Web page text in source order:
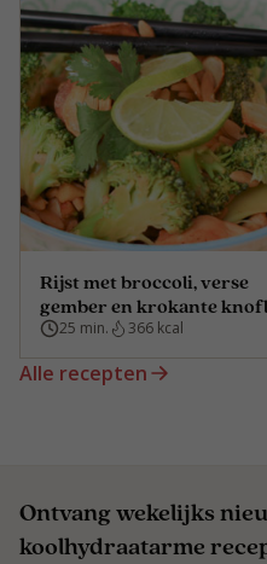
Rijst met broccoli, verse
gember en krokante
25 min. 366 kcal
Alle recepten
Ontvang wekelijks
koolhydraatarme